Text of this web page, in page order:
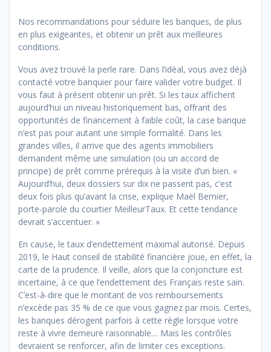
Nos recommandations pour séduire les banques, de plus
en plus exigeantes, et obtenir un prêt aux meilleures
conditions.
Vous avez trouvé la perle rare. Dans l’idéal, vous avez déjà
contacté votre banquier pour faire valider votre budget. Il
vous faut à présent obtenir un prêt. Si les taux affichent
aujourd’hui un niveau historiquement bas, offrant des
opportunités de financement à faible coût, la case banque
n’est pas pour autant une simple formalité. Dans les
grandes villes, il arrive que des agents immobiliers
demandent même une simulation (ou un accord de
principe) de prêt comme prérequis à la visite d’un bien. «
Aujourd’hui, deux dossiers sur dix ne passent pas, c’est
deux fois plus qu’avant la crise, explique Maël Bernier,
porte-parole du courtier MeilleurTaux. Et cette tendance
devrait s’accentuer. »
En cause, le taux d’endettement maximal autorisé. Depuis
2019, le Haut conseil de stabilité financière joue, en effet, la
carte de la prudence. Il veille, alors que la conjoncture est
incertaine, à ce que l’endettement des Français reste sain.
C’est-à-dire que le montant de vos remboursements
n’excède pas 35 % de ce que vous gagnez par mois. Certes,
les banques dérogent parfois à cette règle lorsque votre
reste à vivre demeure raisonnable… Mais les contrôles
devraient se renforcer, afin de limiter ces exceptions.